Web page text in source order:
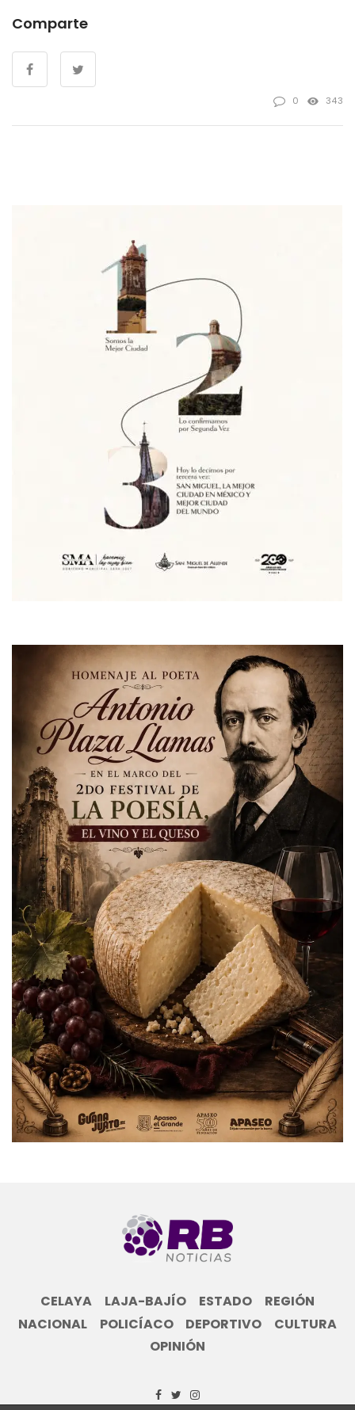
Comparte
0 343
CELAYA LAJA-BAJÍO ESTADO
REGIÓN
NACIONAL
POLICÍACO DEPORTIVO
CULTURA
OPINIÓN